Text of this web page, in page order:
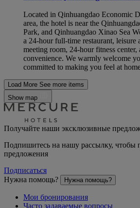
Located in Qinhuangdao Economic
area, the hotel is near the
Park, and Qinhuangdao Xinao Sea
a 24-hour full-time restaurant, leisure
meeting room, 24-hour fitness
convenience. We warmly welcome
committed to making you feel at
Load More See more items
Show map
Получайте наши эксклюзивные
Подпишитесь на нашу рассылку, чтобы
предложения
Подписаться
Нужна помощь?
Нужна помощь?
Мои бронирования
Часто задаваемые вопросы